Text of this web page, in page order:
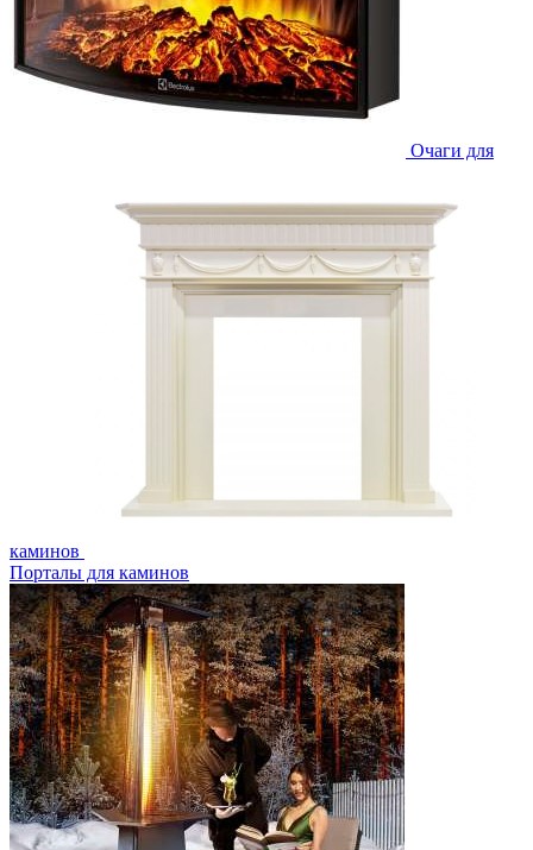
Очаги для
каминов
Порталы для каминов